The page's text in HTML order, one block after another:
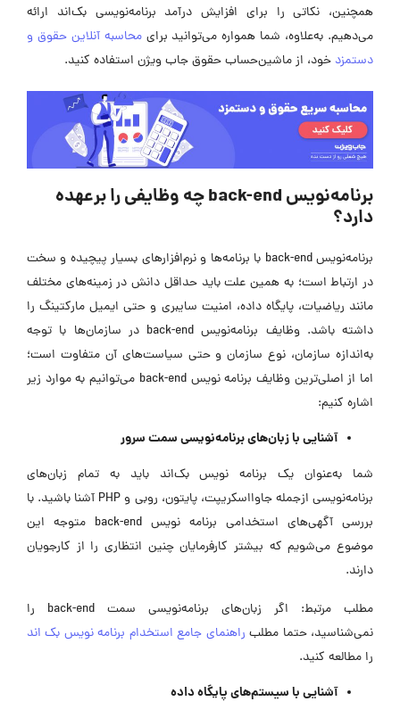
همچنین، نکاتی را برای افزایش درآمد برنامه‌نویسی بک‌اند ارائه
می‌دهیم. به‌علاوه، شما همواره می‌توانید برایمحاسبه آنلاین حقوق و
دستمزد خود، از ماشین‌حساب حقوق جاب ویژن استفاده کنید.
برنامه‌نویس back-end چه وظایفی را برعهده
دارد؟
برنامه‌نویس back-end با برنامه‌ها و نرم‌افزار‌های بسیار پیچیده و سخت
در ارتباط است؛ به همین علت باید حداقل دانش در زمینه‌های مختلف
مانند ریاضیات، پایگاه داده، امنیت سایبری و حتی ایمیل مارکتینگ را
داشته باشد. وظایف برنامه‌نویس back-end در سازمان‌ها با توجه
به‌اندازه سازمان، نوع سازمان و حتی سیاست‌های آن متفاوت است؛
اما از اصلی‌ترین وظایف برنامه نویس back-end می‌توانیم به موارد زیر
اشاره کنیم:
آشنایی با زبان‌های برنامه‌نویسی سمت سرور
شما به‌عنوان یک برنامه نویس بک‌اند باید به تمام زبان‌های
برنامه‌نویسی ازجمله جاوااسکریپت، پایتون، روبی و PHP آشنا باشید. با
بررسی آگهی‌های استخدامی برنامه نویس back-end متوجه این
موضوع می‌شویم که بیشتر کارفرمایان چنین انتظاری را از کارجویان
دارند.
مطلب مرتبط: اگر زبان‌های برنامه‌نویسی سمت back-end را
نمی‌شناسید، حتما مطلب راهنمای جامع استخدام برنامه‌ نویس بک‌ اند
را مطالعه کنید.
آشنایی با سیستم‌های پایگاه داده